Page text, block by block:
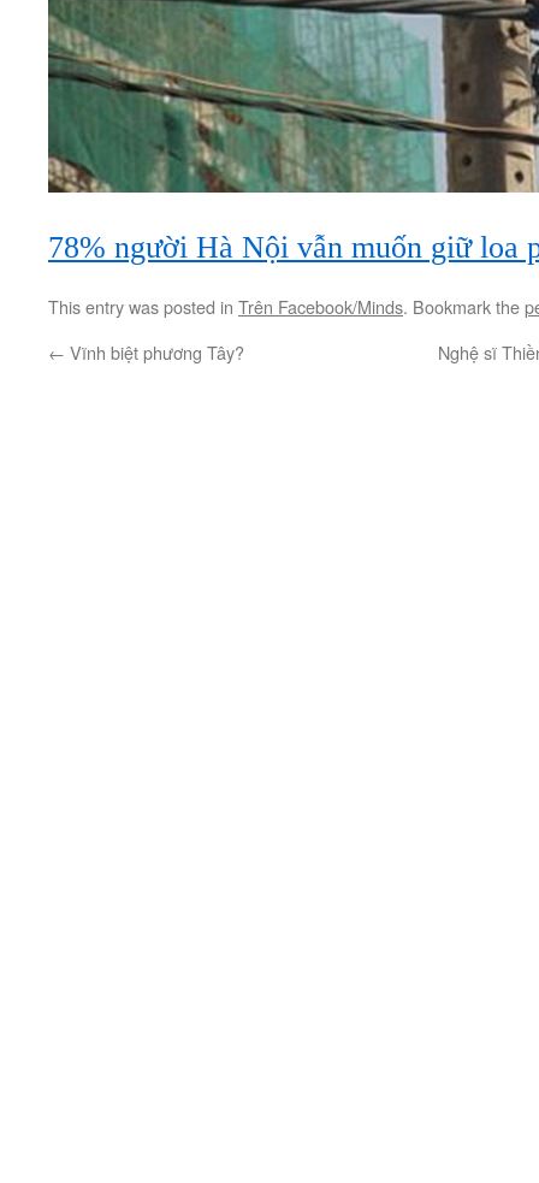
78% người Hà Nội vẫn muốn giữ loa
This entry was posted in Trên Facebook/Minds. Bookmark the
← Vĩnh biệt phương Tây? Nghệ sĩ